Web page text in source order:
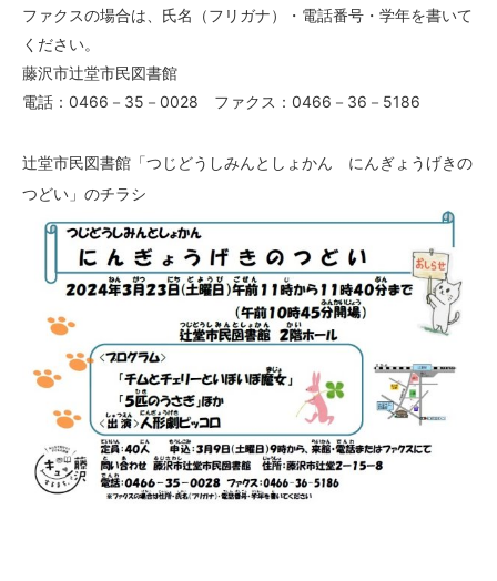
ファクスの場合は、氏名（フリガナ）・電話番号・学年を書いて
ください。
藤沢市辻堂市民図書館
電話：0466－35－0028 ファクス：0466－36－5186
辻堂市民図書館「つじどうしみんとしょかん にんぎょうげきの
つどい」のチラシ